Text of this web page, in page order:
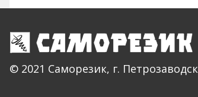
© 2021 Саморезик, г. Петрозаводск